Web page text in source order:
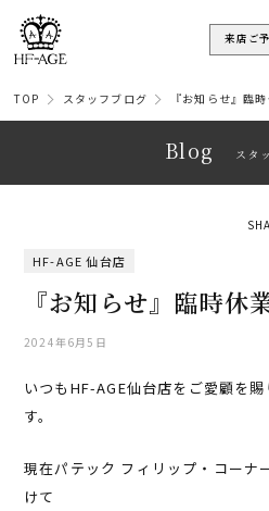
来店ご
TOP スタッフブログ 『お知らせ』臨
Blog スタ
HF-AGE 仙台店
『お知らせ』臨時休
2024年6月5日
いつもHF-AGE仙台店をご愛顧を
す。
現在パテック フィリップ・コーナ
けて